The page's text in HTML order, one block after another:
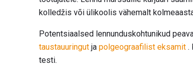
kolledžis või ülikoolis vähemalt
Potentsiaalsed lennunduskohtunikud
taustauuringut ja polgeograafilist eksamit .
testi.